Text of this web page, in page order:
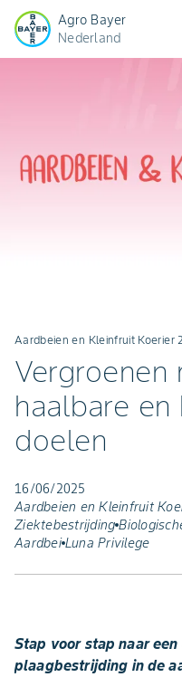
Agro Bayer
Nederland
Aardbeien en Kleinfruit Koerier
Vergroenen
haalbare en
doelen
16/06/2025
Aardbeien en Kleinfruit
Ziektebestrijding
Aardbei Luna Privilege
Stap voor stap naar
plaagbestrijding in de